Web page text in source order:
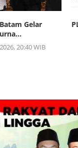
Gelar
20:40 WIB